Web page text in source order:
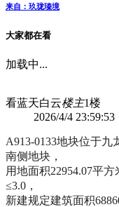
来自：玖珑瑧境
大家都在看
加载中...
看蓝天白云楼主1楼
2026/4/4 23:59:53
A913-0133地块位于
南侧地块，
用地面积22954.07平
≤3.0，
新建规定建筑面积